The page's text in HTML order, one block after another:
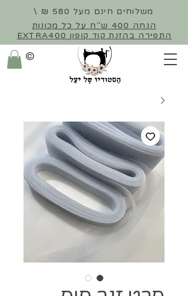
משלוחים חינם מעל 580 ₪ \
הנחה 400 ש"ח על כל מכונות
התפירה בהזנת קוד קופון EXTRA400
©